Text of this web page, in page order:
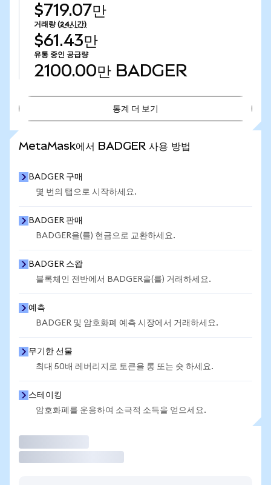
$719.07만
거래량 (24시간)
$61.43만
유통 중인 공급량
2100.00만 BADGER
통계 더 보기
MetaMask에서 BADGER 사용 방법
BADGER 구매
몇 번의 탭으로 시작하세요.
BADGER 판매
BADGER을(를) 현금으로 교환하세요.
BADGER 스왑
블록체인 전반에서 BADGER을(를) 거래하세요.
예측
BADGER 및 암호화폐 예측 시장에서 거래하세요.
무기한 선물
최대 50배 레버리지로 토큰을 롱 또는 숏 하세요.
스테이킹
암호화폐를 운용하여 소극적 소득을 얻으세요.